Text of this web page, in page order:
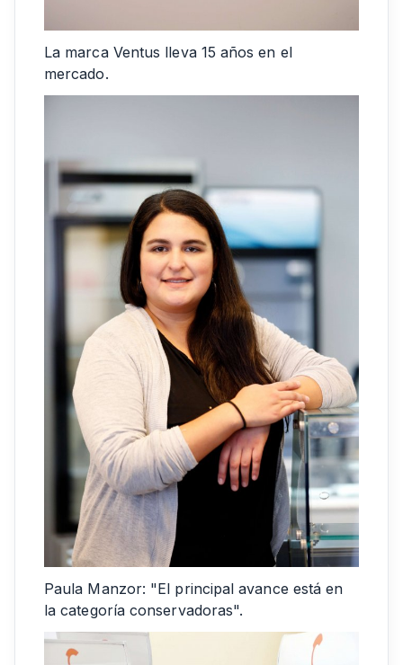
La marca Ventus lleva 15 años en el
mercado.
Paula Manzor: "El principal avance está en
la categoría conservadoras".